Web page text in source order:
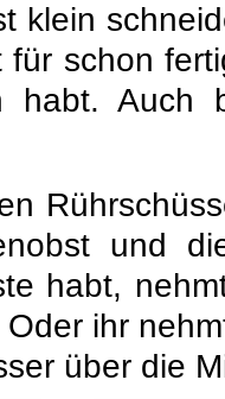
klein
schon
habt.
und
habt,
ihr
über die